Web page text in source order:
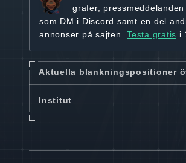
grafer,
som DM i Discord samt en del
annonser på sajten. Testa gratis i
Aktuella blankningspositioner
Institut